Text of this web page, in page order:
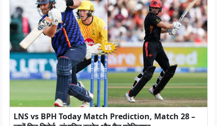
LNS vs BPH Today Match Prediction, Match 28 –